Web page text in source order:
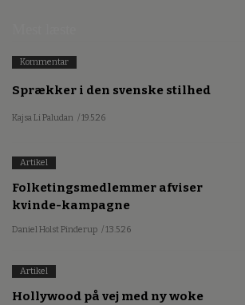
Kommentar
Sprækker i den svenske stilhed
Kajsa Li Paludan / 19.5.26
Artikel
Folketingsmedlemmer afviser
kvinde-kampagne
Daniel Holst Pinderup / 13.5.26
Artikel
Hollywood på vej med ny woke